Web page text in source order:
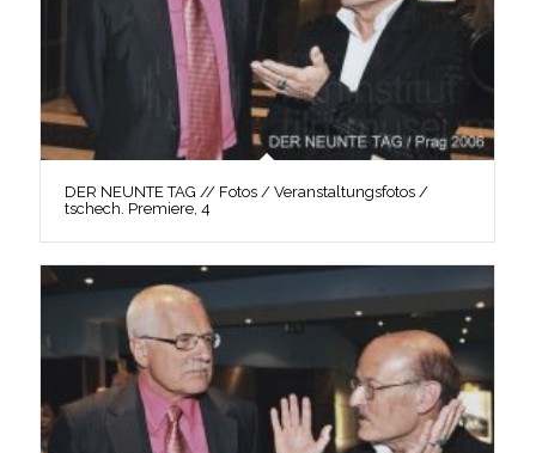
DER NEUNTE TAG // Fotos / Veranstaltungsfotos /
tschech. Premiere, 4